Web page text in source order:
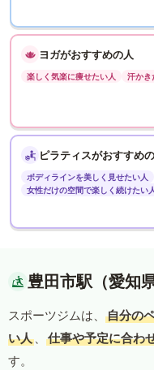
ヨガがおすすめの人
楽しく気楽に痩せたい人 汗かき
ピラティスがおすすめ
ボディラインを美しく見せたい人
女性だけの空間で楽しく続けたい
豊田市駅（愛知
スポーツジムは、
自分の
い人 、 仕事や予定に合わ
す。